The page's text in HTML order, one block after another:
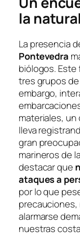
la
La presencia
Pontevedra
biólogos. Este
tres grupos
embargo,
materiales,
lleva
gran
marineros de
destacar que
ataques a
por lo que
precauciones,
alarmarse
nuestras